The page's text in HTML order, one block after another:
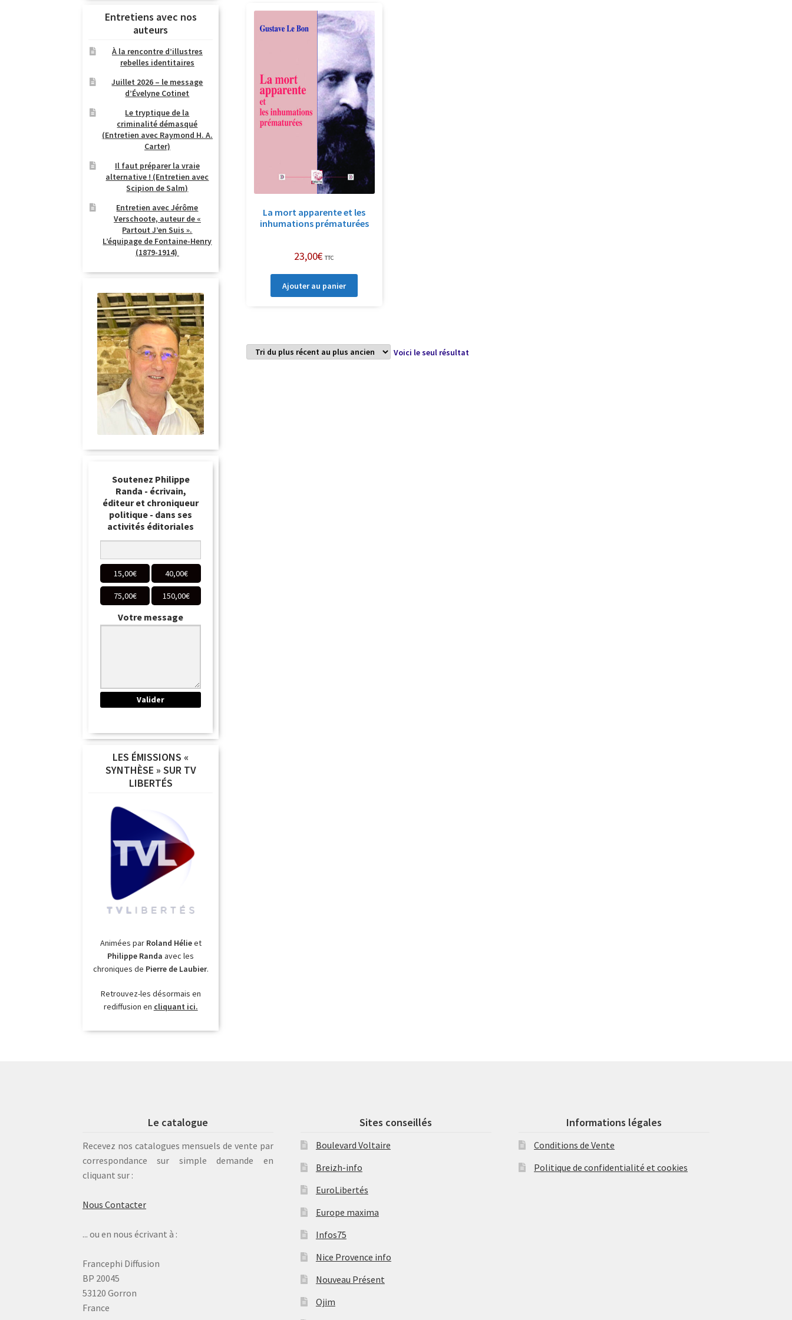
La mort apparente et les
inhumations prématurées
23,00€ TTC
Ajouter au panier
Voici le seul résultat
Entretiens avec nos
auteurs
À la rencontre d’illustres
rebelles identitaires
Juillet 2026 – le message
d’Évelyne Cotinet
Le tryptique de la
criminalité démasqué
(Entretien avec Raymond H. A.
Carter)
Il faut préparer la vraie
alternative ! (Entretien avec
Scipion de Salm)
Entretien avec Jérôme
Verschoote, auteur de «
Partout J’en Suis ».
L’équipage de Fontaine-Henry
(1879-1914)
Soutenez Philippe
Randa - écrivain,
éditeur et chroniqueur
politique - dans ses
activités éditoriales
15,00€ 40,00€
75,00€ 150,00€
Votre message
LES ÉMISSIONS «
SYNTHÈSE » SUR TV
LIBERTÉS
Animées par Roland Hélieet
Philippe Randa avec les
chroniques de Pierre de Laubier.
Retrouvez-les désormais en
rediffusion en cliquant ici.
Le catalogue
Recevez nos catalogues mensuels de vente par
correspondance sur simple demande en
cliquant sur :
Nous Contacter
... ou en nous écrivant à :
Francephi Diffusion
BP 20045
53120 Gorron
France
Sites conseillés
Boulevard Voltaire
Breizh-info
EuroLibertés
Europe maxima
Infos75
Nice Provence info
Nouveau Présent
Ojim
Informations légales
Conditions de Vente
Politique de confidentialité et cookies